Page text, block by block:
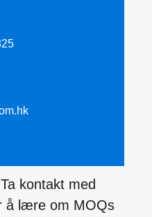
kontakt med
å lære om MOQs